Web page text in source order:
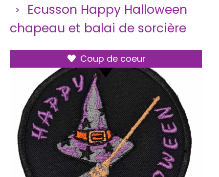
Ecusson Happy Halloween
chapeau et balai de sorcière
Coup de coeur